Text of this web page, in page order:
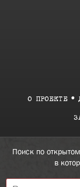
О ПРОЕКТЕ
Поиск по
в